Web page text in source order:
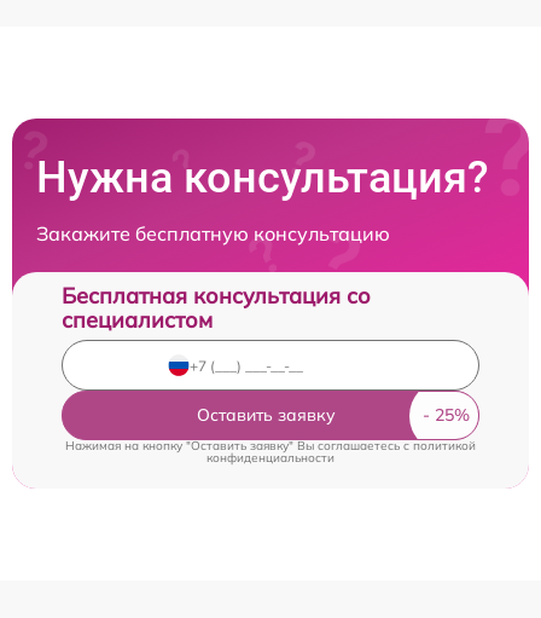
Нужна консультация?
Закажите бесплатную консультацию
Бесплатная консультация со
специалистом
Оставить заявку
Нажимая на кнопку "Оставить заявку" Вы соглашаетесь c политикой
конфиденциальности